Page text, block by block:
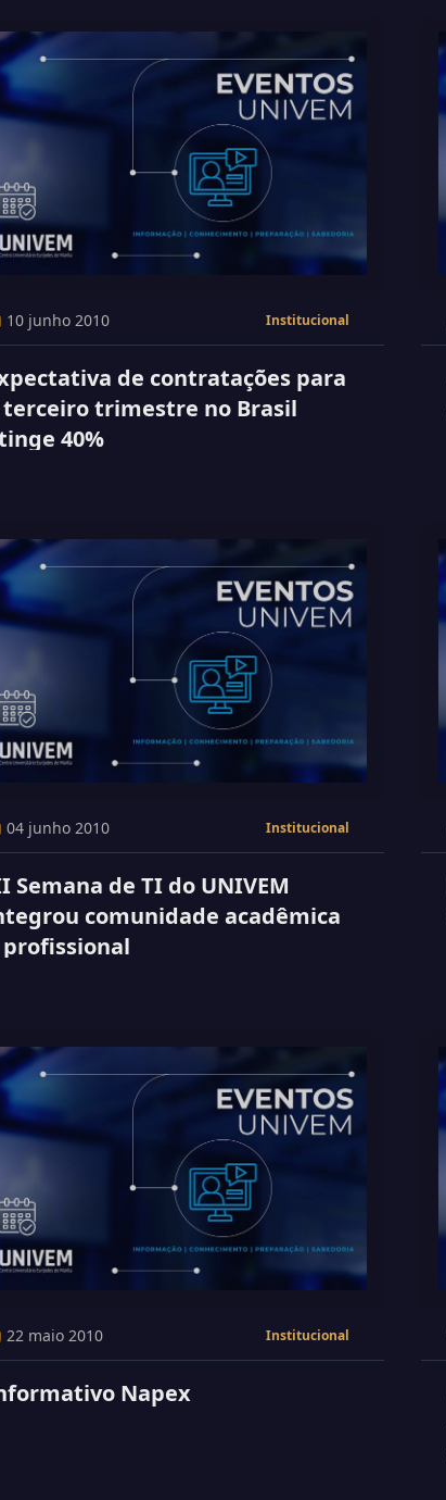
10 junho 2010 Institucional
de contratações para
terceiro trimestre no Brasil
40%
04 junho 2010 Institucional
Semana de TI do UNIVEM
comunidade acadêmica
profissional
22 maio 2010 Institucional
Napex